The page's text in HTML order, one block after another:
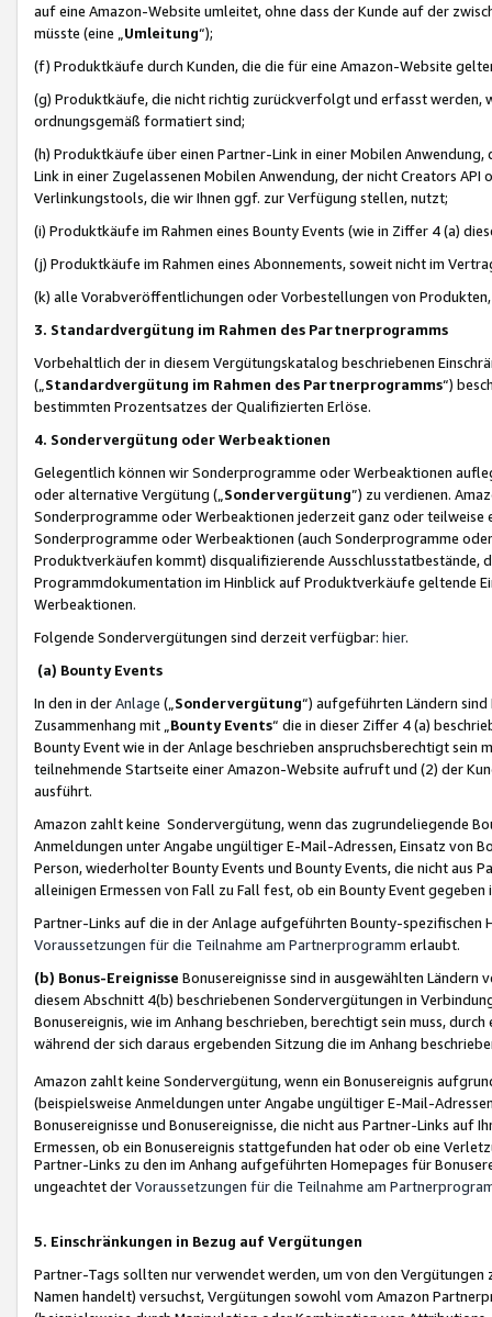
auf eine Amazon-Website umleitet, ohne dass der Kunde auf der
müsste (eine „ Umleitung“);
(f) Produktkäufe durch Kunden, die die für eine Amazon-Website
(g) Produktkäufe, die nicht richtig zurückverfolgt und erfasst werden,
ordnungsgemäß formatiert sind;
(h) Produktkäufe über einen Partner-Link in einer Mobilen
Link in einer Zugelassenen Mobilen Anwendung, der nicht Creators
Verlinkungstools, die wir Ihnen ggf. zur Verfügung stellen, nutzt;
(i) Produktkäufe im Rahmen eines Bounty Events (wie in Ziffer 4 (a)
(j) Produktkäufe im Rahmen eines Abonnements, soweit nicht im
(k) alle Vorabveröffentlichungen oder Vorbestellungen von
3. Standardvergütung im Rahmen des Partnerprogramms
Vorbehaltlich der in diesem Vergütungskatalog beschriebenen
(„ Standardvergütung im Rahmen des Partnerprogramms“)
bestimmten Prozentsatzes der Qualifizierten Erlöse.
4. Sondervergütung oder Werbeaktionen
Gelegentlich können wir Sonderprogramme oder Werbeaktionen
oder alternative Vergütung („ Sondervergütung”) zu verdienen.
Sonderprogramme oder Werbeaktionen jederzeit ganz oder
Sonderprogramme oder Werbeaktionen (auch Sonderprogramme
Produktverkäufen kommt) disqualifizierende Ausschlusstatbestände,
Programmdokumentation im Hinblick auf Produktverkäufe geltende
Werbeaktionen.
Folgende Sondervergütungen sind derzeit verfügbar: hier.
(a) Bounty Events
In den in derAnlage („ Sondervergütung“) aufgeführten Ländern
Zusammenhang mit „ Bounty Events“ die in dieser Ziffer 4 (a)
Bounty Event wie in der Anlage beschrieben anspruchsberechtigt sein
teilnehmende Startseite einer Amazon-Website aufruft und (2) der
ausführt.
Amazon zahlt keine Sondervergütung, wenn das zugrundeliegende
Anmeldungen unter Angabe ungültiger E-Mail-Adressen, Einsatz von
Person, wiederholter Bounty Events und Bounty Events, die nicht
alleinigen Ermessen von Fall zu Fall fest, ob ein Bounty Event
Partner-Links auf die in der Anlage aufgeführten Bounty-spezifischen
Voraussetzungen für die Teilnahme am Partnerprogramm erlaubt.
(b) Bonus-Ereignisse Bonusereignisse sind in ausgewählten Ländern
diesem Abschnitt 4(b) beschriebenen Sondervergütungen in
Bonusereignis, wie im Anhang beschrieben, berechtigt sein muss,
während der sich daraus ergebenden Sitzung die im Anhang
Amazon zahlt keine Sondervergütung, wenn ein Bonusereignis
(beispielsweise Anmeldungen unter Angabe ungültiger E-Mail-
Bonusereignisse und Bonusereignisse, die nicht aus Partner-Links auf
Ermessen, ob ein Bonusereignis stattgefunden hat oder ob eine
Partner-Links zu den im Anhang aufgeführten Homepages für
ungeachtet derVoraussetzungen für die Teilnahme am
5. Einschränkungen in Bezug auf Vergütungen
Partner-Tags sollten nur verwendet werden, um von den
Namen handelt) versuchst, Vergütungen sowohl vom Amazon